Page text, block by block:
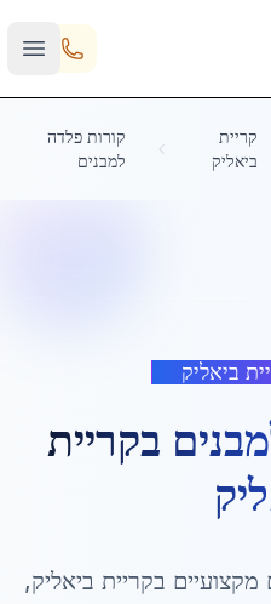
קריית
ביאליק
קורות פלדה
למבנים
ביאליק
בקריית
מקצועיים בקריית ביאליק,